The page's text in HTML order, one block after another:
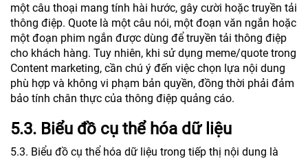
một câu thoại mang tính hài hước, gây cười hoặc truyền tải
thông điệp. Quote là một câu nói, một đoạn văn ngắn hoặc
một đoạn phim ngắn được dùng để truyền tải thông điệp
cho khách hàng. Tuy nhiên, khi sử dụng meme/quote trong
Content marketing, cần chú ý đến việc chọn lựa nội dung
phù hợp và không vi phạm bản quyền, đồng thời phải đảm
bảo tính chân thực của thông điệp quảng cáo.
5.3. Biểu đồ cụ thể hóa dữ liệu
5.3. Biểu đồ cụ thể hóa dữ liệu trong tiếp thị nội dung là